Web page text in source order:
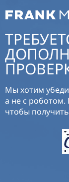
Мы хотим
а не с роботом.
чтобы получить